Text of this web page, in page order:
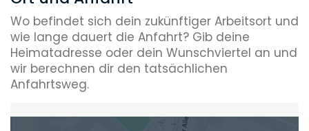
Wo befindet sich dein zukünftiger Arbeitsort und
wie lange dauert die Anfahrt? Gib deine
Heimatadresse oder dein Wunschviertel an und
wir berechnen dir den tatsächlichen
Anfahrtsweg.
Heimatadresse oder Wunschort